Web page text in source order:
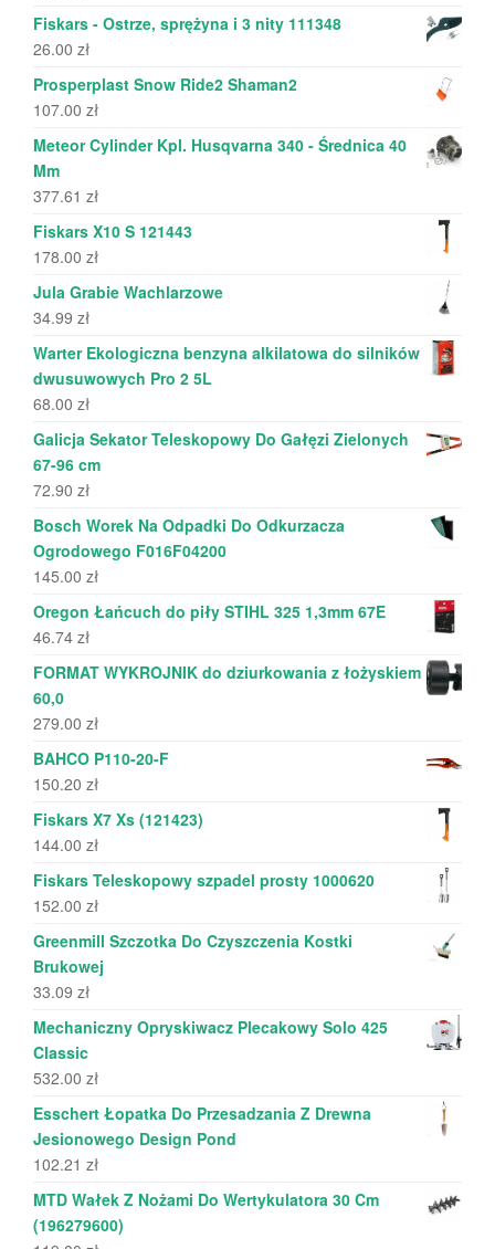
Fiskars - Ostrze, sprężyna i 3 nity 111348
26.00 zł
Prosperplast Snow Ride2 Shaman2
107.00 zł
Meteor Cylinder Kpl. Husqvarna 340 - Średnica 40
Mm
377.61 zł
Fiskars X10 S 121443
178.00 zł
Jula Grabie Wachlarzowe
34.99 zł
Warter Ekologiczna benzyna alkilatowa do silników
dwusuwowych Pro 2 5L
68.00 zł
Galicja Sekator Teleskopowy Do Gałęzi Zielonych
67-96 cm
72.90 zł
Bosch Worek Na Odpadki Do Odkurzacza
Ogrodowego F016F04200
145.00 zł
Oregon Łańcuch do piły STIHL 325 1,3mm 67E
46.74 zł
FORMAT WYKROJNIK do dziurkowania z łożyskiem
60,0
279.00 zł
BAHCO P110-20-F
150.20 zł
Fiskars X7 Xs (121423)
144.00 zł
Fiskars Teleskopowy szpadel prosty 1000620
152.00 zł
Greenmill Szczotka Do Czyszczenia Kostki
Brukowej
33.09 zł
Mechaniczny Opryskiwacz Plecakowy Solo 425
Classic
532.00 zł
Esschert Łopatka Do Przesadzania Z Drewna
Jesionowego Design Pond
102.21 zł
MTD Wałek Z Nożami Do Wertykulatora 30 Cm
(196279600)